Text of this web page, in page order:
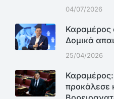
04/07/2026
Καραμέρος
Δομικά
25/04/2026
Καραμέρος:
προκάλεσε